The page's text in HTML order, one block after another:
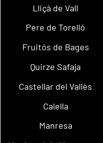
Lliçà de Vall
Pere de Torelló
Fruitós de Bages
Quirze Safaja
Castellar del Vallès
Calella
Manresa